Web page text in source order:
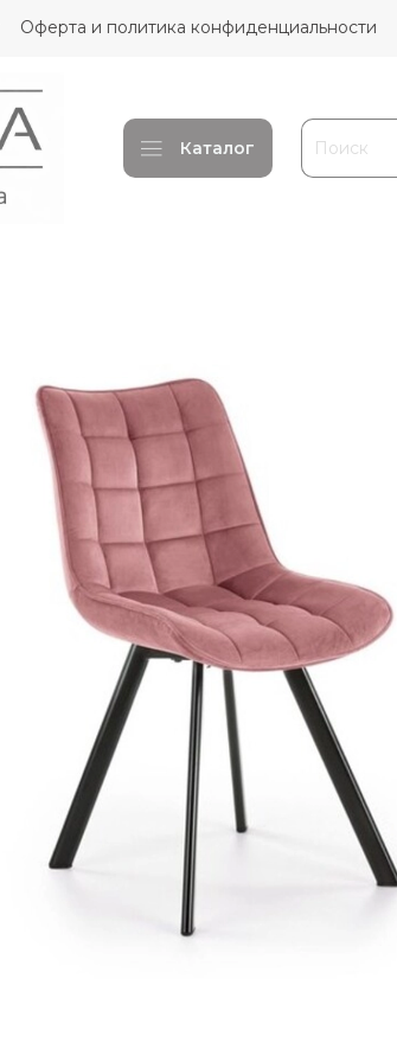
Оферта и политика конфиденциальности
Каталог